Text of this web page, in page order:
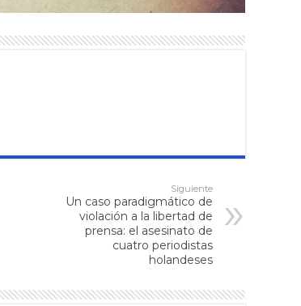
Siguiente
Un caso paradigmático de
violación a la libertad de
prensa: el asesinato de
cuatro periodistas
holandeses